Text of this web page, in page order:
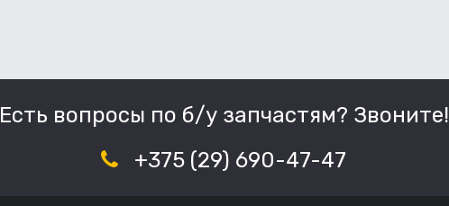
Есть вопросы по б/у запчастям? Звоните!
+375 (29) 690-47-47